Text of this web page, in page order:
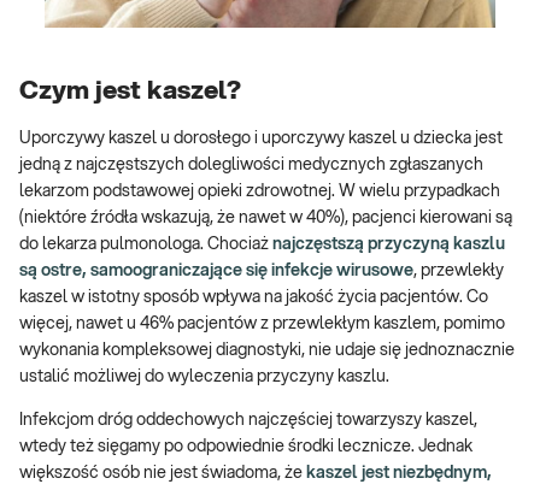
Czym jest kaszel?
Uporczywy kaszel u dorosłego i uporczywy kaszel u dziecka jest
jedną z najczęstszych dolegliwości medycznych zgłaszanych
lekarzom podstawowej opieki zdrowotnej. W wielu przypadkach
(niektóre źródła wskazują, że nawet w 40%), pacjenci kierowani są
do lekarza pulmonologa. Chociaż najczęstszą przyczyną kaszlu
są ostre, samoograniczające się infekcje wirusowe, przewlekły
kaszel w istotny sposób wpływa na jakość życia pacjentów. Co
więcej, nawet u 46% pacjentów z przewlekłym kaszlem, pomimo
wykonania kompleksowej diagnostyki, nie udaje się jednoznacznie
ustalić możliwej do wyleczenia przyczyny kaszlu.
Infekcjom dróg oddechowych najczęściej towarzyszy kaszel,
wtedy też sięgamy po odpowiednie środki lecznicze. Jednak
większość osób nie jest świadoma, że kaszel jest niezbędnym,